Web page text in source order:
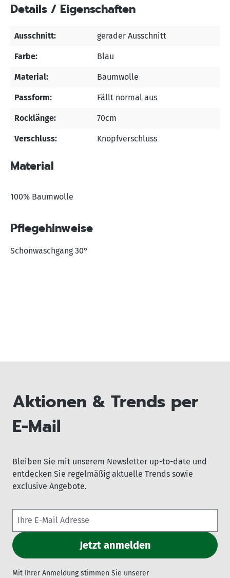
Details / Eigenschaften
Ausschnitt: gerader Ausschnitt
Farbe: Blau
Material: Baumwolle
Passform: Fällt normal aus
Rocklänge: 70cm
Verschluss: Knopfverschluss
Material
100% Baumwolle
Pflegehinweise
Schonwaschgang 30°
Aktionen & Trends per
E-Mail
Bleiben Sie mit unserem Newsletter up-to-date und
entdecken Sie regelmäßig aktuelle Trends sowie
exclusive Angebote.
Mit Ihrer Anmeldung stimmen Sie unserer